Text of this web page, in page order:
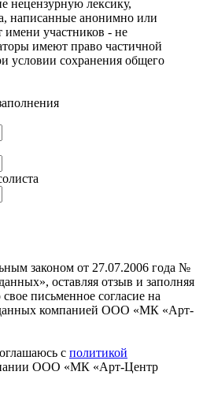
нецензурную лексику,
написанные анонимно или
имени участников - не
имеют право частичной
условии сохранения общего
законом от 27.07.2006 года №
оставляя отзыв и заполняя
письменное согласие на
данных компанией ООО «МК «Арт-
с политикой
ООО «МК «Арт-Центр